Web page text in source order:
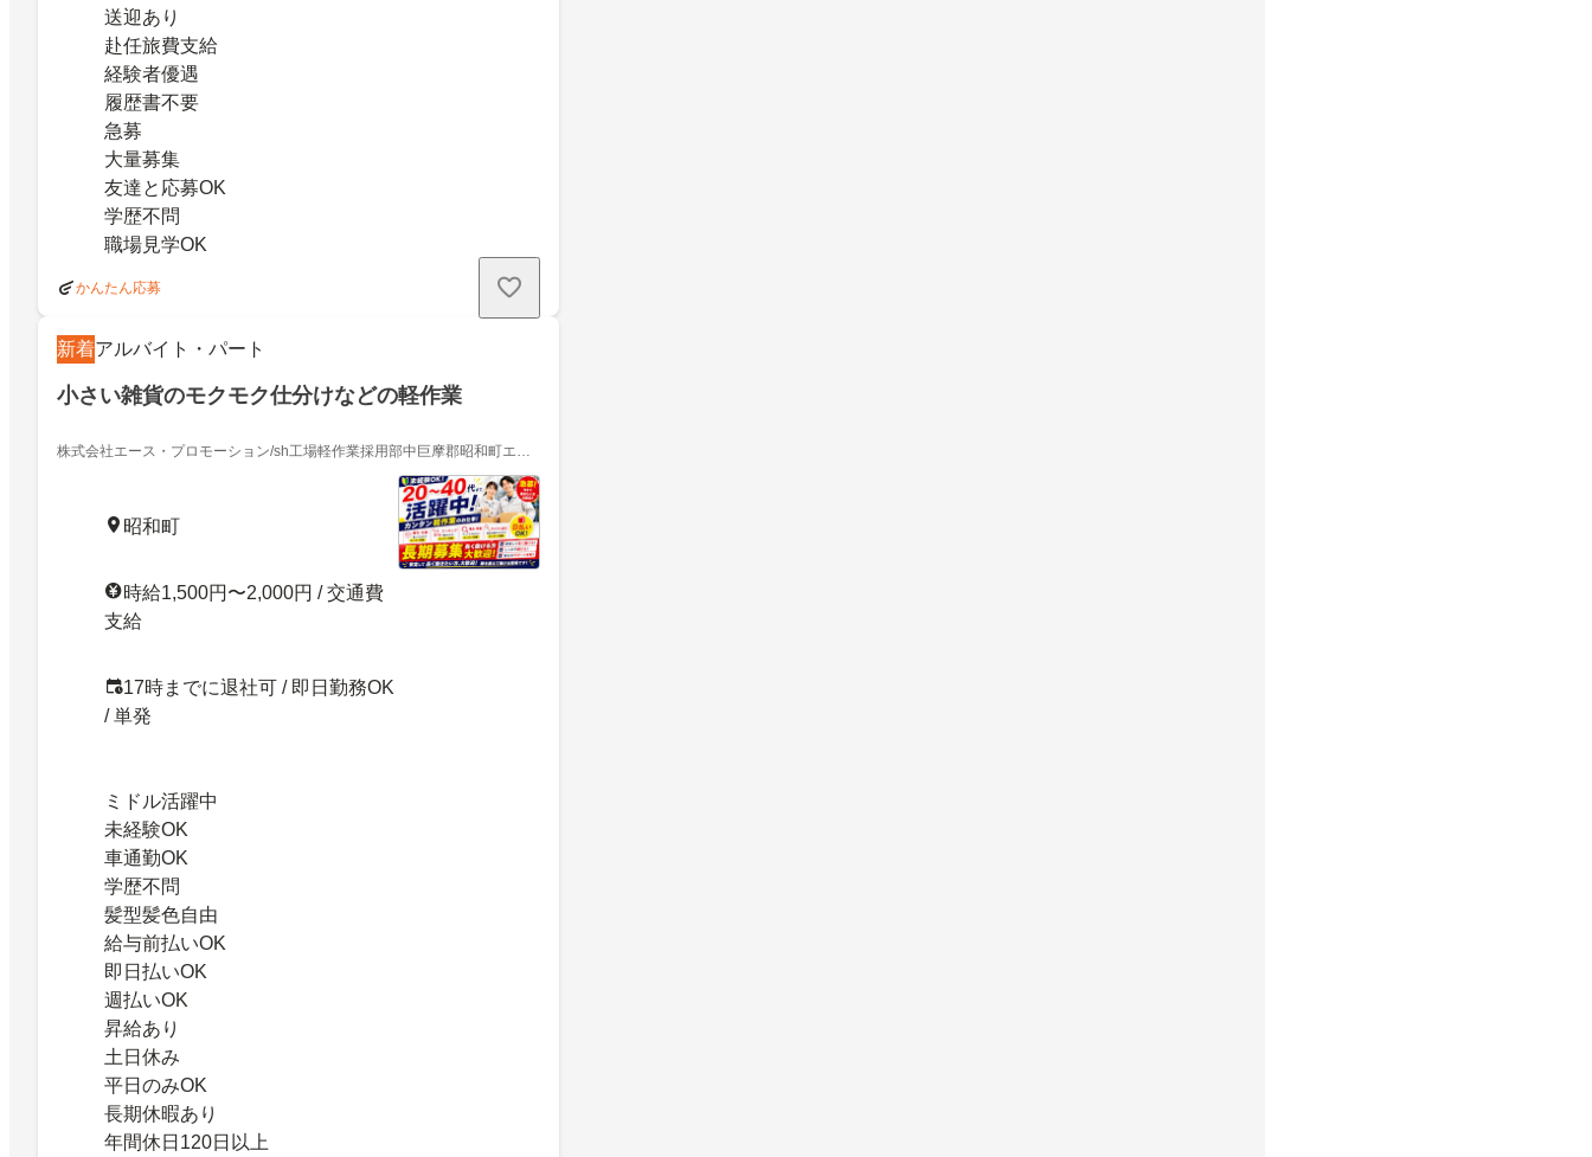
送迎あり
赴任旅費支給
経験者優遇
履歴書不要
急募
大量募集
友達と応募OK
学歴不問
職場見学OK
かんたん応募
新着アルバイト・パート
小さい雑貨のモクモク仕分けなどの軽作業
株式会社エース・プロモーション/sh工場軽作業採用部中巨摩郡昭和町エリ
昭和町
時給1,500円〜2,000円 / 交通費
支給
17時までに退社可 / 即日勤務OK
/ 単発
ミドル活躍中
未経験OK
車通勤OK
学歴不問
髪型髪色自由
給与前払いOK
即日払いOK
週払いOK
昇給あり
土日休み
平日のみOK
長期休暇あり
年間休日120日以上